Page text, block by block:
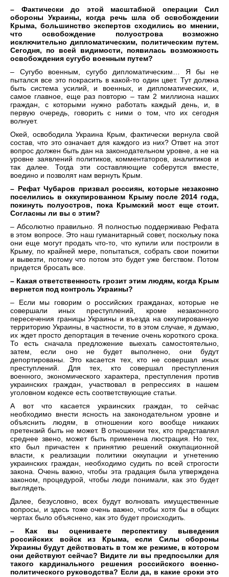
– Фактически до этой масштабной операции Сил
обороны Украины, когда речь шла об освобождении
Крыма, большинство экспертов сходились во мнении,
что освобождение полуострова возможно
исключительно дипломатическим, политическим путем.
Сегодня, по всей видимости, появилась возможность
освобождения сугубо военным путем?
– Сугубо военным, сугубо дипломатическим… Я бы не
пытался все это покрасить в какой-то один цвет. Тут должна
быть система усилий, и военных, и дипломатических, и,
самое главное, еще раз повторю – там 2 миллиона наших
граждан, с которыми нужно работать каждый день, и, в
первую очередь, говорить с ними о том, что их сегодня
волнует.
Окей, освободила Украина Крым, фактически вернула свой
состав, что это означает для каждого из них? Ответ на этот
вопрос должен быть дан на законодательном уровне, а не на
уровне заявлений политиков, комментаторов, аналитиков и
так далее. Тогда эти составляющие соберутся вместе,
воедино и позволят нам вернуть Крым.
– Рефат Чубаров призвал россиян, которые незаконно
поселились в оккупированном Крыму после 2014 года,
покинуть полуостров, пока Крымский мост еще стоит.
Согласны ли вы с этим?
– Абсолютно правильно. Я полностью поддерживаю Рефата
в этом вопросе. Это наш гуманитарный совет, поскольку пока
они еще могут продать что-то, что купили или построили в
Крыму, по крайней мере, попытаться, собрать свои пожитки
и вывезти, потому что потом это будет уже бегством. Потом
придется бросать все.
– Какая ответственность грозит этим людям, когда Крым
вернется под контроль Украины?
– Если мы говорим о российских гражданах, которые не
совершали иных преступлений, кроме незаконного
пересечения границы Украины и въезда на оккупированную
территорию Украины, в частности, то в этом случае, я думаю,
их ждет просто депортация в течение очень короткого срока.
То есть сначала предложение выехать самостоятельно,
затем, если оно не будет выполнено, они будут
депортированы. Это касается тех, кто не совершал иных
преступлений. Для тех, кто совершал преступления
военного, экономического характера, преступления против
украинских граждан, участвовал в репрессиях в нашем
уголовном кодексе есть соответствующие статьи.
А вот что касается украинских граждан, то сейчас
необходимо внести ясность на законодательном уровне и
объяснить людям, в отношении кого вообще никаких
претензий быть не может. В отношении тех, кто представлял
среднее звено, может быть применена люстрация. Но тех,
кто был причастен к принятию решений оккупационной
власти, к реализации политики оккупации и угнетению
украинских граждан, необходимо судить по всей строгости
закона. Очень важно, чтобы эта градация была утверждена
законом, процедурой, чтобы люди понимали, как это будет
выглядеть.
Далее, безусловно, всех будут волновать имущественные
вопросы, и здесь тоже очень важно, чтобы хотя бы в общих
чертах было объяснено, как это будет происходить.
– Как вы оцениваете перспективу выведения
российских войск из Крыма, если Силы обороны
Украины будут действовать в том же режиме, в котором
они действуют сейчас? Видите ли вы предпосылки для
такого кардинального решения российского военно-
политического руководства? Если да, в какие сроки это